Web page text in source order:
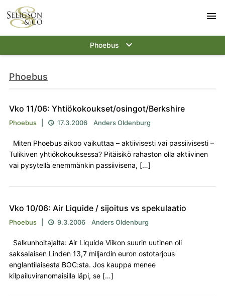
menu
Phoebus keyboard_arrow_down
Phoebus
Vko 11/06: Yhtiökokoukset/osingot/Berkshire
Phoebus 17.3.2006 Anders Oldenburg
Miten Phoebus aikoo vaikuttaa – aktiivisesti vai passiivisesti –
Tulikiven yhtiökokouksessa? Pitäisikö rahaston olla aktiivinen
vai pysytellä enemmänkin passiivisena, […]
Vko 10/06: Air Liquide / sijoitus vs spekulaatio
Phoebus 9.3.2006 Anders Oldenburg
Salkunhoitajalta: Air Liquide Viikon suurin uutinen oli
saksalaisen Linden 13,7 miljardin euron ostotarjous
englantilaisesta BOC:sta. Jos kauppa menee
kilpailuviranomaisilla läpi, se […]